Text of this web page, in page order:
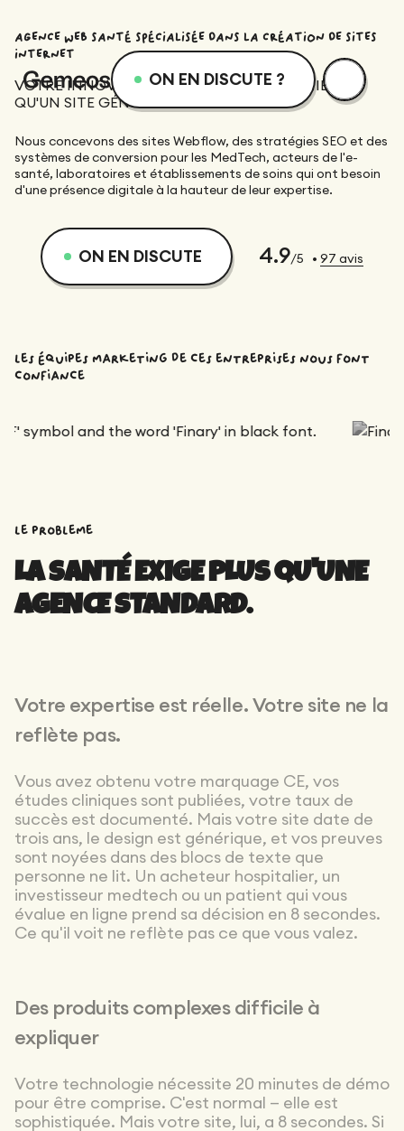
Services
Design
Logotype
Branding
Product Design
Migration
Accompagnement SEO/GEO
Audit technique
Audit concurrentiel
GEO
Reporting
Audit
Ressources
Academie
ON EN DISCUTE ?
AGENCE WEB SANTÉ SPÉCIALISÉE DANS LA CRÉATION DE SITES
INTERNET
VOTRE INNOVATION MÉDICALE MÉRITE MIEUX
QU'UN SITE GÉNÉRIQUE.
Nous concevons des sites Webflow, des stratégies SEO et des
systèmes de conversion pour les MedTech, acteurs de l'e-
santé, laboratoires et établissements de soins qui ont besoin
d'une présence digitale à la hauteur de leur expertise.
ON EN DISCUTE 4.9/5 • 97 avis
les équipes marketing de ces entreprises nous font
confiance
le probleme
LA SANTÉ EXIGE PLUS QU'UNE
AGENCE STANDARD.
Votre expertise est réelle. Votre site ne la
reflète pas.
Vous avez obtenu votre marquage CE, vos
études cliniques sont publiées, votre taux de
succès est documenté. Mais votre site date de
trois ans, le design est générique, et vos preuves
sont noyées dans des blocs de texte que
personne ne lit. Un acheteur hospitalier, un
investisseur medtech ou un patient qui vous
évalue en ligne prend sa décision en 8 secondes.
Ce qu'il voit ne reflète pas ce que vous valez.
Des produits complexes difficile à
expliquer
Votre technologie nécessite 20 minutes de démo
pour être comprise. C'est normal — elle est
sophistiquée. Mais votre site, lui, a 8 secondes. Si